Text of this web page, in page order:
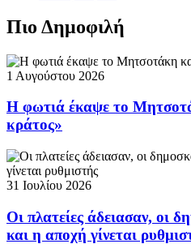
Πιο Δημοφιλή
1 Αυγούστου 2026
Η φωτιά έκαψε το
κράτος»
31 Ιουλίου 2026
Οι πλατείες άδειασαν, οι
και η αποχή γίνεται